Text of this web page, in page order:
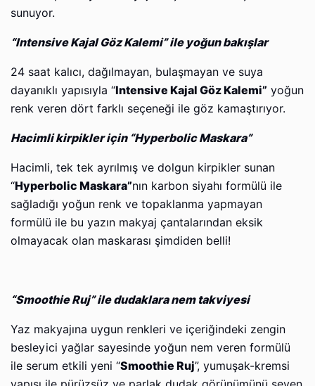
sunuyor.
“Intensive Kajal Göz Kalemi” ile yoğun bakışlar
24 saat kalıcı, dağılmayan, bulaşmayan ve suya
dayanıklı yapısıyla “Intensive Kajal Göz Kalemi” yoğun
renk veren dört farklı seçeneği ile göz kamaştırıyor.
Hacimli kirpikler için “Hyperbolic Maskara”
Hacimli, tek tek ayrılmış ve dolgun kirpikler sunan
“Hyperbolic Maskara”nın karbon siyahı formülü ile
sağladığı yoğun renk ve topaklanma yapmayan
formülü ile bu yazın makyaj çantalarından eksik
olmayacak olan maskarası şimdiden belli!
“Smoothie Ruj” ile dudaklara nem takviyesi
Yaz makyajına uygun renkleri ve içeriğindeki zengin
besleyici yağlar sayesinde yoğun nem veren formülü
ile serum etkili yeni “Smoothie Ruj”, yumuşak-kremsi